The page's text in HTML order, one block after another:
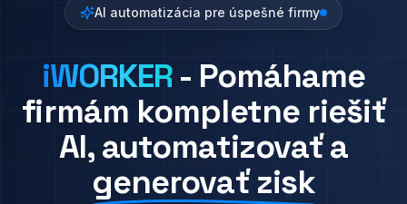
AI automatizácia pre úspešné firmy
iWORKER- Pomáhame
firmám kompletne riešiť
AI, automatizovať a
generovať zisk
GLOBÁLNE AI A IT SLUŽBY NA MIERU
poskytuje spoľahlivé AI a IT služby podľa špecifických
požiadaviek klientov z celého sveta. AI automatizácie a
softvér na mieru.
WEBSTRÁNKA TPC NA SLOVENSKU
TECHNOLOGYPARTNER.SK